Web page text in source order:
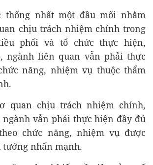
thống nhất một đầu mối nhằm
chịu trách nhiệm chính trong
phối và tổ chức thực hiện,
ngành liên quan vẫn phải thực
năng, nhiệm vụ thuộc thẩm
quan chịu trách nhiệm chính,
ngành vẫn phải thực hiện đầy đủ
chức năng, nhiệm vụ được
tướng nhấn mạnh.